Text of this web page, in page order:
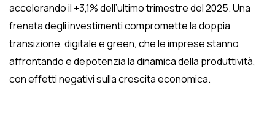
accelerando il +3,1% dell’ultimo trimestre del 2025. Una
frenata degli investimenti compromette la doppia
transizione, digitale e green, che le imprese stanno
affrontando e depotenzia la dinamica della produttività,
con effetti negativi sulla crescita economica.